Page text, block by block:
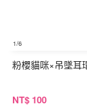
1/6
粉櫻貓咪×吊墜耳
NT$ 100